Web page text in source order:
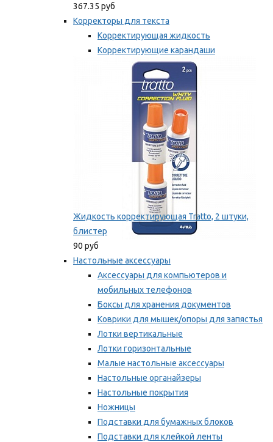
367.35 руб
Корректоры для текста
Корректирующая жидкость
Корректирующие карандаши
Корректирующие ленты
Мы рекомендуем
Жидкость корректирующая Tratto, 2 штуки,
блистер
90 руб
Настольные аксессуары
Аксессуары для компьютеров и
мобильных телефонов
Боксы для хранения документов
Коврики для мышек/опоры для запястья
Лотки вертикальные
Лотки горизонтальные
Малые настольные аксессуары
Настольные органайзеры
Настольные покрытия
Ножницы
Подставки для бумажных блоков
Подставки для клейкой ленты